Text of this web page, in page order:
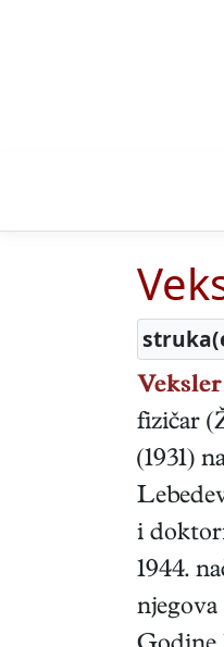
Veksler
fizičar (
(1931)
i
1944.